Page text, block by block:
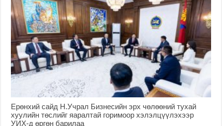
Ерөнхий сайд Н.Учрал Бизнесийн эрх чөлөөний тухай
хуулийн төслийг яаралтай горимоор хэлэлцүүлэхээр
УИХ-д өргөн барилаа